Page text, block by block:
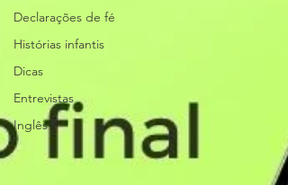
Declarações de fé
Histórias infantis
Dicas
Entrevistas
Inglês